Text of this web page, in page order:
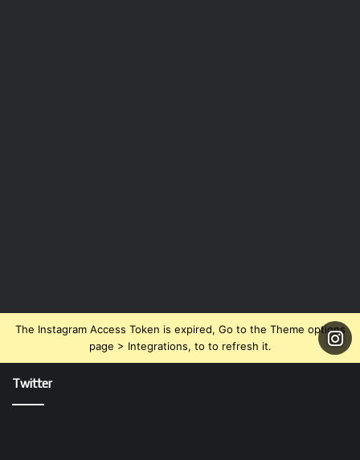
The Instagram Access Token is expired, Go to the Theme options
page > Integrations, to to refresh it.
Twitter